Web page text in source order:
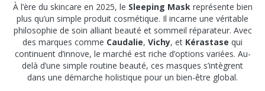
À l’ère du skincare en 2025, le Sleeping Mask représente bien
plus qu’un simple produit cosmétique. Il incarne une véritable
philosophie de soin alliant beauté et sommeil réparateur. Avec
des marques comme Caudalie, Vichy, et Kérastase qui
continuent d’innove, le marché est riche d’options variées. Au-
delà d’une simple routine beauté, ces masques s’intègrent
dans une démarche holistique pour un bien-être global.